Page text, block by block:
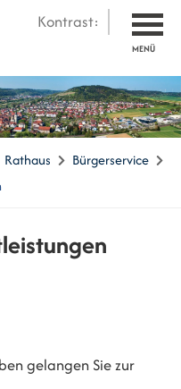
Kontrast:
MENÜ
Rathaus
Bürgerservice
gelangen Sie zur